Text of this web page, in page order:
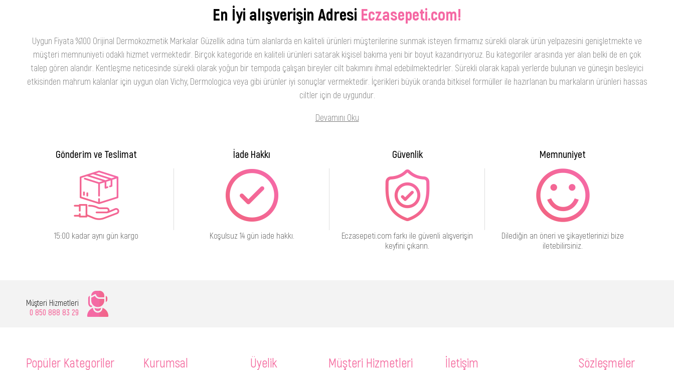
En İyi alışverişin Adresi Eczasepeti.com!
Uygun Fiyata %100 Orijinal Dermokozmetik Markalar Güzellik adına tüm alanlarda en kaliteli ürünleri müşterilerine sunmak isteyen firmamız sürekli olarak ürün yelpazesini genişletmekte ve
müşteri memnuniyeti odaklı hizmet vermektedir. Birçok kategoride en kaliteli ürünleri satarak kişisel bakıma yeni bir boyut kazandırıyoruz. Bu kategoriler arasında yer alan belki de en çok
talep gören alandır. Kentleşme neticesinde sürekli olarak yoğun bir tempoda çalışan bireyler cilt bakımını ihmal edebilmektedirler. Sürekli olarak kapalı yerlerde bulunan ve güneşin besleyici
etkisinden mahrum kalanlar için uygun olan Vichy, Dermologica veya gibi ürünler iyi sonuçlar vermektedir. İçerikleri büyük oranda bitkisel formüller ile hazırlanan bu markaların ürünleri hassas
ciltler için de uygundur.
Devamını Oku
Gönderim ve Teslimat
15:00 kadar aynı gün kargo
İade Hakkı
Koşulsuz 14 gün iade hakkı.
Güvenlik
Eczasepeti.com farkı ile güvenli alışverişin
keyfini çıkarın.
Memnuniyet
Dilediğin an öneri ve şikayetlerinizi bize
iletebilirsiniz.
Müşteri Hizmetleri
0 850 888 83 29
Popüler Kategoriler Kurumsal Üyelik Müşteri Hizmetleri İletişim Sözleşmeler